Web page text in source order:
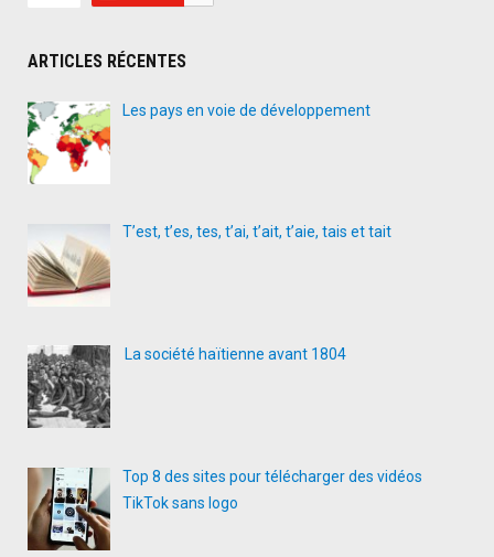
ARTICLES RÉCENTES
Les pays en voie de développement
T’est, t’es, tes, t’ai, t’ait, t’aie, tais et tait
La société haïtienne avant 1804
Top 8 des sites pour télécharger des vidéos
TikTok sans logo